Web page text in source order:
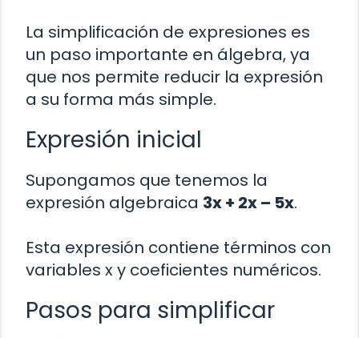
La simplificación de expresiones es
un paso importante en álgebra, ya
que nos permite reducir la expresión
a su forma más simple.
Expresión inicial
Supongamos que tenemos la
expresión algebraica 3x + 2x – 5x.
Esta expresión contiene términos con
variables x y coeficientes numéricos.
Pasos para simplificar